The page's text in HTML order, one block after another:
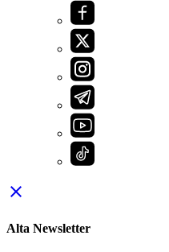
close
Alta Newsletter